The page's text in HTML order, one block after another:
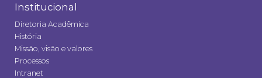
Institucional
Diretoria Acadêmica
História
Missão, visão e valores
Processos
Intranet